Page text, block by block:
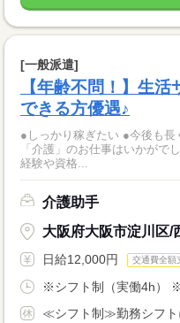
[一般派遣]
【年齢不問！】生
できる方優遇♪
●しっかり稼ぎたい ●今後も長く続
「介護」のお仕事はいかがでしょうか？ 介護とい
経験や資格...
介護助手
大阪府大阪市淀川区/
日給12,000円 交通費全額
※シフト制（実働4h）
≪シフト制≫勤務シフト